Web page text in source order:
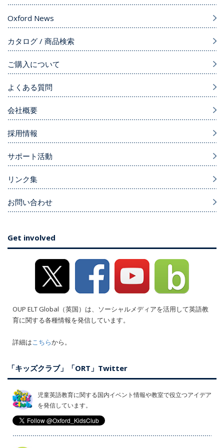
Oxford News
カタログ / 商品検索
ご購入について
よくある質問
会社概要
採用情報
サポート活動
リンク集
お問い合わせ
Get involved
OUP ELT Global（英国）は、ソーシャルメディアを活用して英語教
育に関する各種情報を発信しています。
詳細はこちらから。
「キッズクラブ」「ORT」Twitter
児童英語教育に関する国内イベント情報や教室で役立つアイデア
を発信しています。